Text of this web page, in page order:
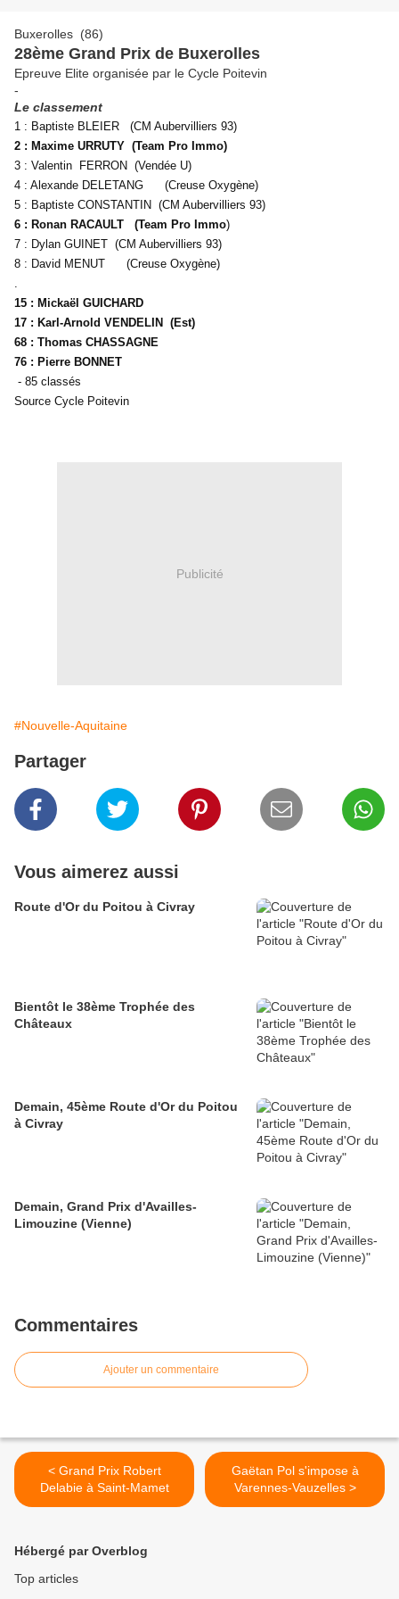
Buxerolles (86)
28ème Grand Prix de Buxerolles
Epreuve Elite organisée par le Cycle Poitevin
-
Le classement
1 : Baptiste BLEIER (CM Aubervilliers 93)
2 : Maxime URRUTY (Team Pro Immo)
3 : Valentin FERRON (Vendée U)
4 : Alexande DELETANG (Creuse Oxygène)
5 : Baptiste CONSTANTIN (CM Aubervilliers 93)
6 : Ronan RACAULT (Team Pro Immo)
7 : Dylan GUINET (CM Aubervilliers 93)
8 : David MENUT (Creuse Oxygène)
.
15 : Mickaël GUICHARD
17 : Karl-Arnold VENDELIN (Est)
68 : Thomas CHASSAGNE
76 : Pierre BONNET
- 85 classés
Source Cycle Poitevin
Publicité
#Nouvelle-Aquitaine
Partager
Vous aimerez aussi
Route d'Or du Poitou à Civray
Bientôt le 38ème Trophée des
Châteaux
Demain, 45ème Route d'Or du Poitou
à Civray
Demain, Grand Prix d'Availles-
Limouzine (Vienne)
Commentaires
Ajouter un commentaire
< Grand Prix Robert
Delabie à Saint-Mamet
Gaëtan Pol s'impose à
Varennes-Vauzelles >
Hébergé par Overblog
Top articles